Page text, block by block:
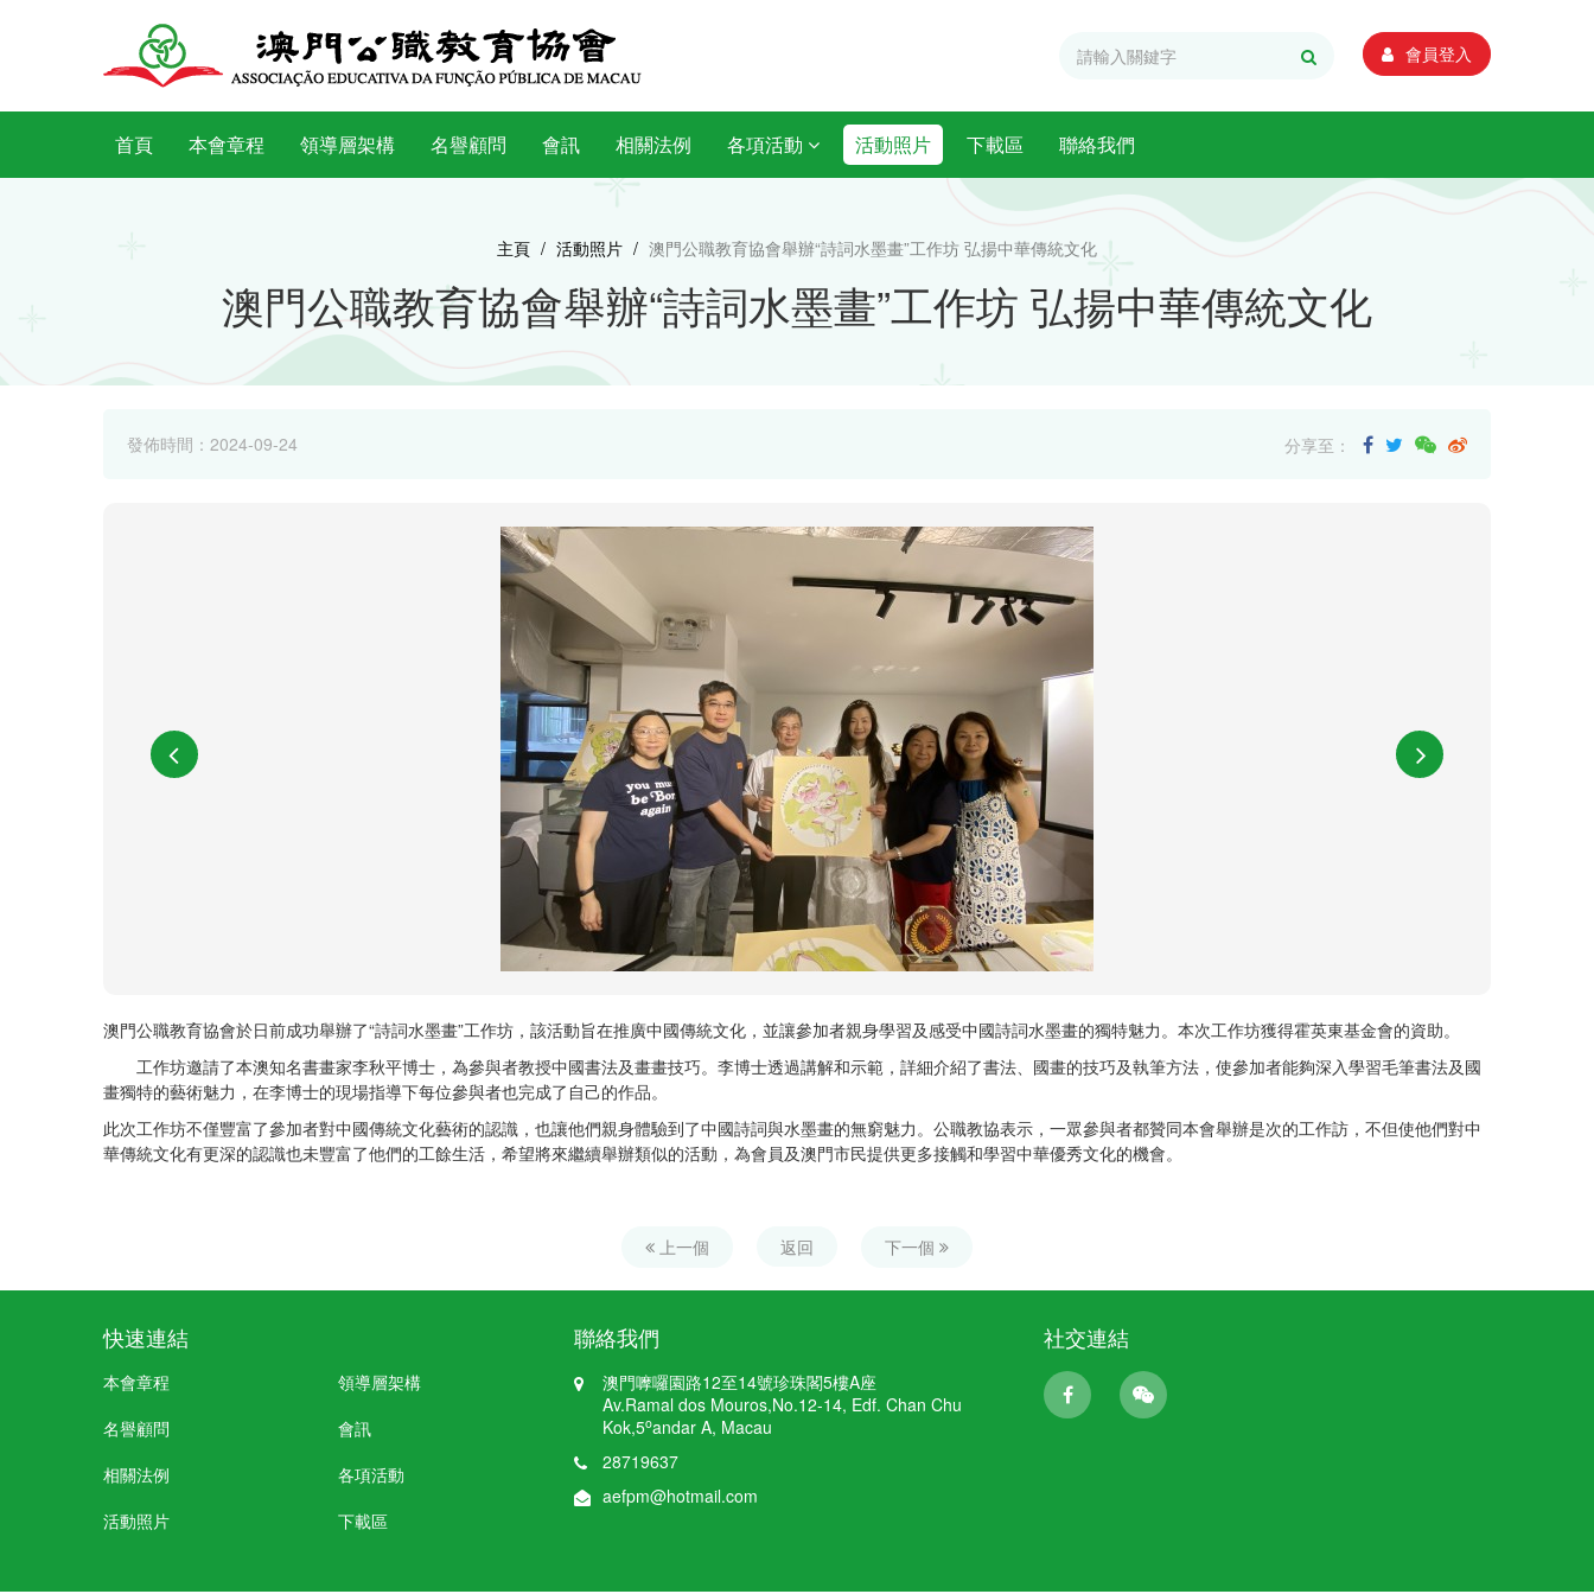
會員登入
首頁 本會章程 領導層架構 名譽顧問 會訊 相關法例 各項活動 活動照片 下載區 聯絡我們
主頁 / 活動照片 / 澳門公職教育協會舉辦“詩詞水墨畫”工作坊 弘揚中華傳統文化
澳門公職教育協會舉辦“詩詞水墨畫”工作坊 弘揚中華傳統文化
發佈時間：2024-09-24 分享至：
澳門公職教育協會於日前成功舉辦了“詩詞水墨畫”工作坊，該活動旨在推廣中國傳統文化，並讓參加者親身學習及感受中國詩詞水墨畫的獨特魅力。本次工作坊獲得霍英東基金會的資助。
工作坊邀請了本澳知名書畫家李秋平博士，為參與者教授中國書法及畫畫技巧。李博士透過講解和示範，詳細介紹了書法、國畫的技巧及執筆方法，使參加者能夠深入學習毛筆書法及國
畫獨特的藝術魅力，在李博士的現場指導下每位參與者也完成了自己的作品。
此次工作坊不僅豐富了參加者對中國傳統文化藝術的認識，也讓他們親身體驗到了中國詩詞與水墨畫的無窮魅力。公職教協表示，一眾參與者都贊同本會舉辦是次的工作訪，不但使他們對中
華傳統文化有更深的認識也未豐富了他們的工餘生活，希望將來繼續舉辦類似的活動，為會員及澳門市民提供更多接觸和學習中華優秀文化的機會。
上一個 返回 下一個
快速連結
本會章程
領導層架構
名譽顧問
會訊
相關法例
各項活動
活動照片
下載區
聯絡我們
澳門嚤囉園路12至14號珍珠閣5樓A座
Av.Ramal dos Mouros,No.12-14, Edf. Chan Chu
Kok,5oandar A, Macau
28719637
aefpm@hotmail.com
社交連結